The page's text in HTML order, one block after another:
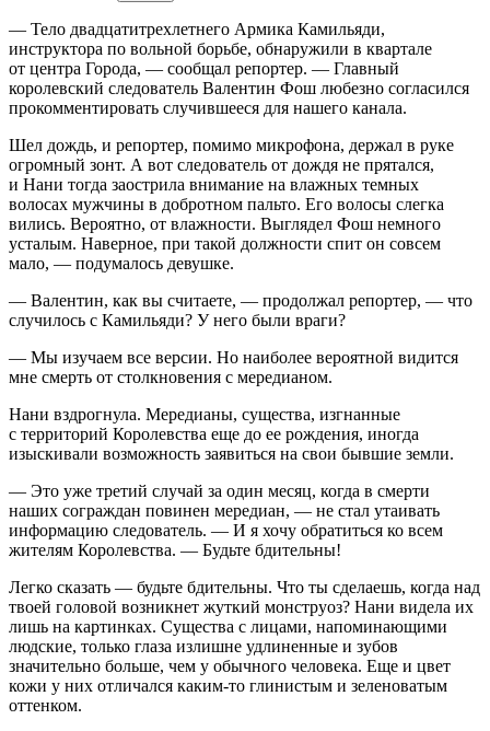
— Тело двадцатитрехлетнего Армика Камильяди,
инструктора по вольной борьбе, обнаружили в квартале
от центра Города, — сообщал репортер. — Главный
королевский следователь Валентин Фош любезно согласился
прокомментировать случившееся для нашего канала.
Шел дождь, и репортер, помимо микрофона, держал в руке
огромный зонт. А вот следователь от дождя не прятался,
и Нани тогда заострила внимание на влажных темных
волосах мужчины в добротном пальто. Его волосы слегка
вились. Вероятно, от влажности. Выглядел Фош немного
усталым. Наверное, при такой должности спит он совсем
мало, — подумалось девушке.
— Валентин, как вы считаете, — продолжал репортер, — что
случилось с Камильяди? У него были враги?
— Мы изучаем все версии. Но наиболее вероятной видится
мне смерть от столкновения с мередианом.
Нани вздрогнула. Мередианы, существа, изгнанные
с территорий Королевства еще до ее рождения, иногда
изыскивали возможность заявиться на свои бывшие земли.
— Это уже третий случай за один месяц, когда в смерти
наших сограждан повинен мередиан, — не стал утаивать
информацию следователь. — И я хочу обратиться ко всем
жителям Королевства. — Будьте бдительны!
Легко сказать — будьте бдительны. Что ты сделаешь, когда над
твоей головой возникнет жуткий монструоз? Нани видела их
лишь на картинках. Существа с лицами, напоминающими
людские, только глаза излишне удлиненные и зубов
значительно больше, чем у обычного человека. Еще и цвет
кожи у них отличался каким-то глинистым и зеленоватым
оттенком.